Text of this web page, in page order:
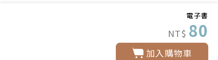
電子書
NT$ 80
加入購物車